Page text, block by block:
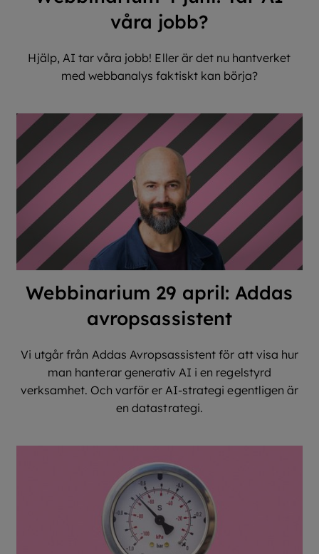
våra jobb?
Hjälp, AI tar våra jobb! Eller är det nu hantverket
med webbanalys faktiskt kan börja?
Webbinarium 29 april: Addas
avropsassistent
Vi utgår från Addas Avropsassistent för att visa hur
man hanterar generativ AI i en regelstyrd
verksamhet. Och varför er AI-strategi egentligen är
en datastrategi.